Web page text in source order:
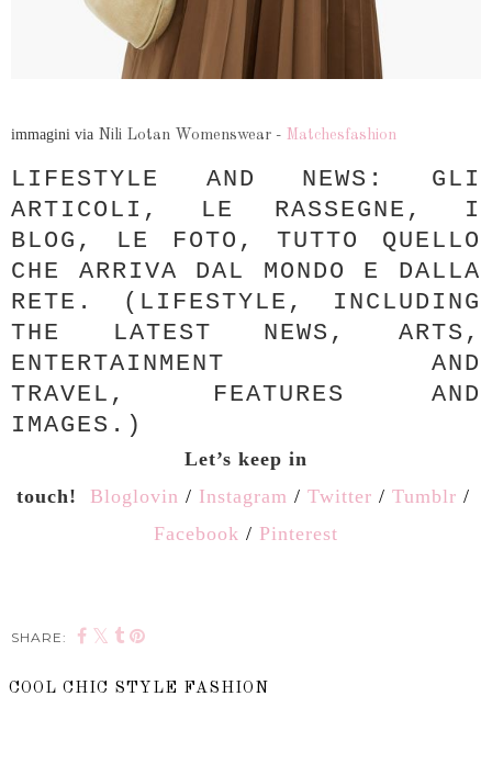
immagini via Nili Lotan Womenswear - Matchesfashion
LIFESTYLE AND NEWS: GLI
ARTICOLI, LE RASSEGNE, I
BLOG, LE FOTO, TUTTO QUELLO
CHE ARRIVA DAL MONDO E DALLA
RETE. (LIFESTYLE, INCLUDING
THE LATEST NEWS, ARTS,
ENTERTAINMENT AND
TRAVEL, FEATURES AND
IMAGES.)
Let’s keep in
touch!
Bloglovin / Instagram / Twitter / Tumblr /
Facebook / Pinterest
SHARE:
COOL CHIC STYLE FASHION